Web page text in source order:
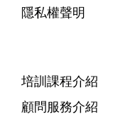
隱私權聲明
培訓課程介紹
顧問服務介紹